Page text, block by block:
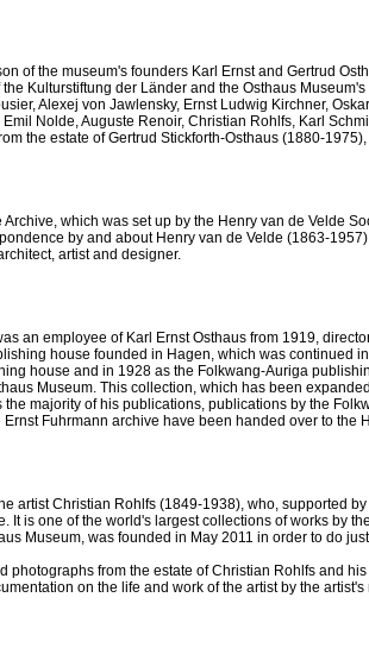
of the museum's founders Karl Ernst and Gertrud
Kulturstiftung der Länder and the Osthaus
Alexej von Jawlensky, Ernst Ludwig Kirchner,
Nolde, Auguste Renoir, Christian Rohlfs, Karl
the estate of Gertrud Stickforth-Osthaus (1880-
which was set up by the Henry van de Velde
by and about Henry van de Velde (1863-
artist and designer.
an employee of Karl Ernst Osthaus from 1919,
house founded in Hagen, which was continued
house and in 1928 as the Folkwang-Auriga
Museum. This collection, which has been
majority of his publications, publications by the
Fuhrmann archive have been handed over to the
artist Christian Rohlfs (1849-1938), who, supported
is one of the world's largest collections of works by
Museum, was founded in May 2011 in order to do
photographs from the estate of Christian Rohlfs and
on the life and work of the artist by the artist's